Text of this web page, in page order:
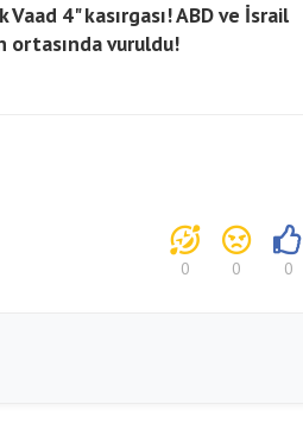
4" kasırgası! ABD ve İsrail
ortasında vuruldu!
0 0 0